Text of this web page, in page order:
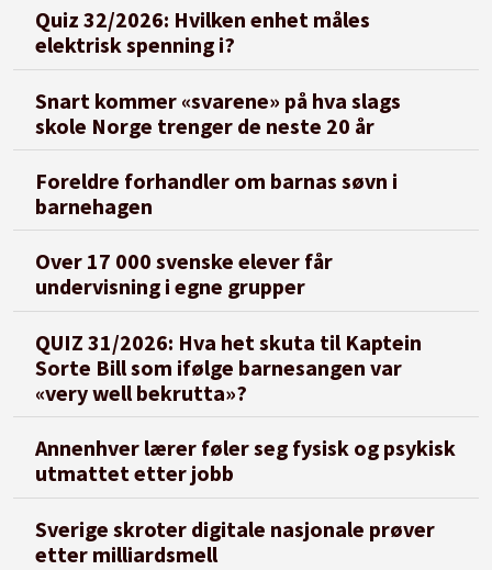
Quiz 32/2026: Hvilken enhet måles
elektrisk spenning i?
Snart kommer «svarene» på hva slags
skole Norge trenger de neste 20 år
Foreldre forhandler om barnas søvn i
barnehagen
Over 17 000 svenske elever får
undervisning i egne grupper
QUIZ 31/2026: Hva het skuta til Kaptein
Sorte Bill som ifølge barnesangen var
«very well bekrutta»?
Annenhver lærer føler seg fysisk og psykisk
utmattet etter jobb
Sverige skroter digitale nasjonale prøver
etter milliardsmell